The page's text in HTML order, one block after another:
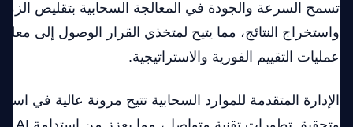
تسمح السرعة والجودة في المعالجة السحابية بتقليص الزمن
واستخراج النتائج، مما يتيح لمتخذي القرار الوصول إلى
عمليات التقييم الفورية والاستراتيجية.
الإدارة المتقدمة للموارد السحابية تتيح مرونة عالية في